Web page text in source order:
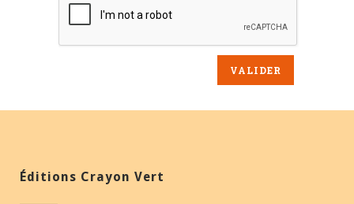
Éditions Crayon Vert